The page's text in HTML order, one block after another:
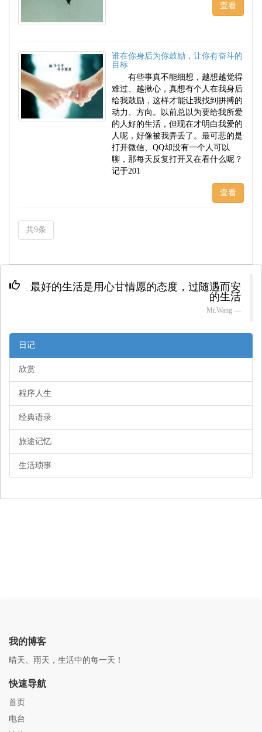
查看
谁在你身后为你鼓励，让你有奋斗的
目标
有些事真不能细想，越想越觉得
难过、越揪心，真想有个人在我身后
给我鼓励，这样才能让我找到拼搏的
动力、方向。以前总以为要给我所爱
的人好的生活，但现在才明白我爱的
人呢，好像被我弄丢了。最可悲的是
打开微信、QQ却没有一个人可以
聊，那每天反复打开又在看什么呢？
记于201
查看
共9条
最好的生活是用心甘情愿的态度，过随遇而安
的生活
Mr.Wang
日记
欣赏
程序人生
经典语录
旅途记忆
生活琐事
我的博客
晴天、雨天，生活中的每一天！
快速导航
首页
电台